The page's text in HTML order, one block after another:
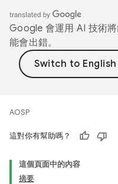
Google 會運用 AI 技術
能會出錯。
AOSP
這對你有幫助嗎？
這個頁面中的內容
摘要